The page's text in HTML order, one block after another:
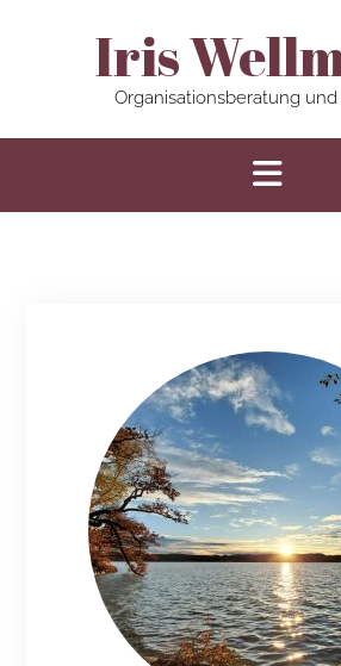
Iris
Organisationsberatung